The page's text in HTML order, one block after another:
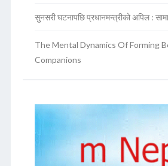
सुनसरी घटनापछि प्रधानमन्त्रीको अपिल :
The Mental Dynamics Of Forming
Companions